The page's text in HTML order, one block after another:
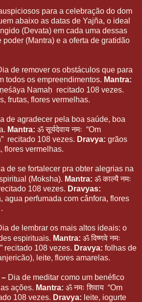
para a celebração do dom
abaixo as datas de Yajña, o ideal
(Devata) em cada uma dessas
poder (Mantra) e a oferta de gratidão
de remover os obstáculos que para
todos os empreendimentos. Mantra:
Namaḥ recitado 108 vezes.
frutas, flores vermelhas.
de agradecer pela boa saúde, boa
Mantra: ॐसूर्यदेवायनमः “Om
recitado 108 vezes. Dravya: grãos
flores vermelhas.
de se fortalecer pra obter alegrias na
(Moksha). Mantra: ॐकाल्यैनमः
108 vezes. Dravyas:
agua perfumada com cânfora, flores
de lembrar os mais altos ideais: o
espirituais. Mantra: ॐविष्णवेनमः
recitado 108 vezes. Dravya: folhas de
leite, flores amarelas.
– Dia de meditar como um benéfico
ações. Mantra: ॐनमः शिवाय “Om
108 vezes. Dravya: leite, iogurte